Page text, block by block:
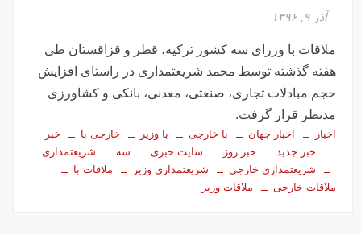
آذر ۹, ۱۳۹۶
ملاقات با وزرای سه کشور ترکیه، قطر و قزاقستان طی
هفته گذشته توسط محمد شریعتمداری در راستای افزایش
حجم مبادلات تجاری، صنعتی، معدنی، بانکی و کشاورزی
مدنظر قرار گرفت.
اخبار اخبار جهان با خارجی با وزیر خارجی با
خبر
خبر جدید
خبر روز سایت خبری سه
شریعتمداری
شریعتمداری خارجی
شریعتمداری وزیر
ملاقات با
ملاقات خارجی
ملاقات وزیر